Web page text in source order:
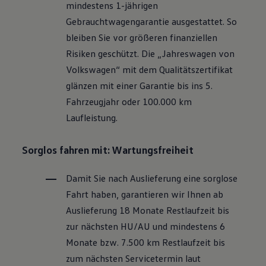
Motorenöl und Flüssigkeiten
Räder und Reifen
Pannen- und Unfallhilfe
Economy Service
Volkswagen Teile
Modellspezifisches Zubehör
Schutz und Pflege
Entertainment und Elektronik
Individualisieren
Wallbox und Ladekabel
Dienste für Ihr Modell finden
Volkswagen Apps, Login und Shop
Updates für Software, Karten und Radio
Über Ihr Auto
Vorgängermodelle
Kundeninformationen
Volkswagen Kundenbetreuung
Warn- und Kontrollleuchten
Assistenzsysteme
Digitale Betriebsanleitung
mindestens 1-jährigen
Gebrauchtwagengarantie ausgestattet. So
bleiben Sie vor größeren finanziellen
Risiken geschützt. Die „Jahreswagen von
Volkswagen“ mit dem Qualitätszertifikat
glänzen mit einer Garantie bis ins 5.
Fahrzeugjahr oder 100.000 km
Laufleistung.
Sorglos fahren mit: Wartungsfreiheit
Damit Sie nach Auslieferung eine sorglose
Fahrt haben, garantieren wir Ihnen ab
Auslieferung 18 Monate Restlaufzeit bis
zur nächsten HU/AU und mindestens 6
Monate bzw. 7.500 km Restlaufzeit bis
zum nächsten Servicetermin laut